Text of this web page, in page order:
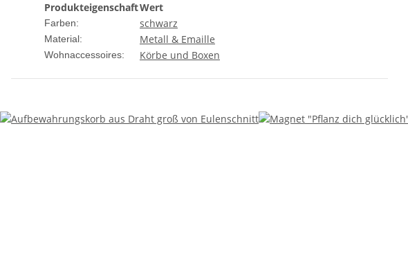
ProdukteigenschaftWert
Farben: schwarz
Material: Metall & Emaille
Wohnaccessoires: Körbe und Boxen